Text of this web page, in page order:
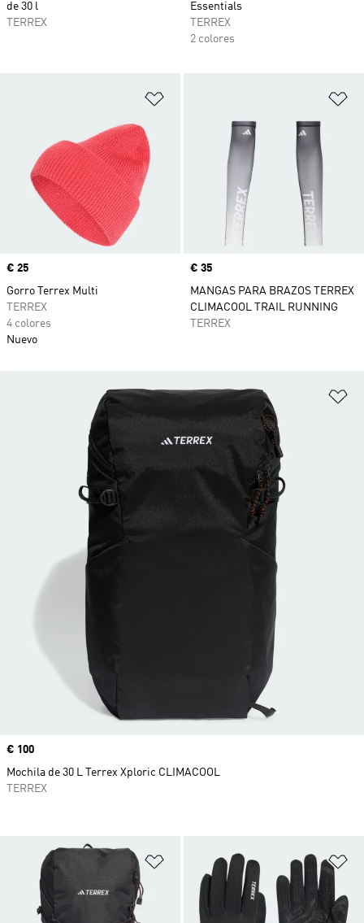
de 30 l
TERREX
Essentials
TERREX
2 colores
Precio
€ 25
Gorro Terrex Multi
TERREX
4 colores
Nuevo
Precio
€ 35
MANGAS PARA BRAZOS TERREX
CLIMACOOL TRAIL RUNNING
TERREX
Añadir a la lista de deseos
Precio
€ 100
Mochila de 30 L Terrex Xploric CLIMACOOL
TERREX